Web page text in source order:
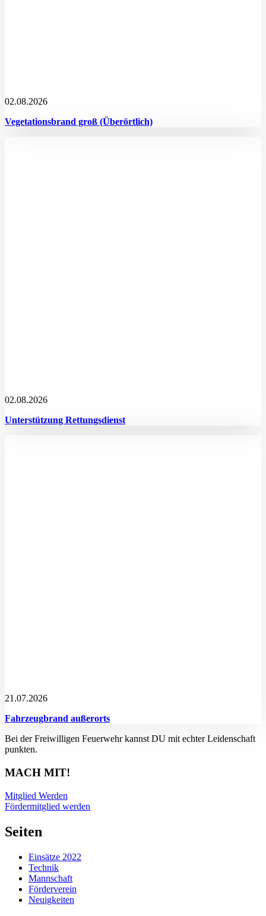
02.08.2026
Vegetationsbrand groß (Überörtlich)
02.08.2026
Unterstützung Rettungsdienst
21.07.2026
Fahrzeugbrand außerorts
Bei der Freiwilligen Feuerwehr kannst DU mit echter Leidenschaft
punkten.
MACH MIT!
Mitglied Werden
Fördermitglied werden
Seiten
Einsätze 2022
Technik
Mannschaft
Förderverein
Neuigkeiten